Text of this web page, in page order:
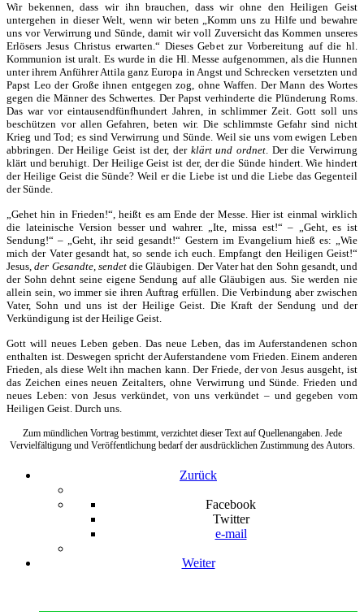
Wir bekennen, dass wir ihn brauchen, dass wir ohne den Heiligen Geist
untergehen in dieser Welt, wenn wir beten „Komm uns zu Hilfe und bewahre
uns vor Verwirrung und Sünde, damit wir voll Zuversicht das Kommen unseres
Erlösers Jesus Christus erwarten.“ Dieses Gebet zur Vorbereitung auf die hl.
Kommunion ist uralt. Es wurde in die Hl. Messe aufgenommen, als die Hunnen
unter ihrem Anführer Attila ganz Europa in Angst und Schrecken versetzten und
Papst Leo der Große ihnen entgegen zog, ohne Waffen. Der Mann des Wortes
gegen die Männer des Schwertes. Der Papst verhinderte die Plünderung Roms.
Das war vor eintausendfünfhundert Jahren, in schlimmer Zeit. Gott soll uns
beschützen vor allen Gefahren, beten wir. Die schlimmste Gefahr sind nicht
Krieg und Tod; es sind Verwirrung und Sünde. Weil sie uns vom ewigen Leben
abbringen. Der Heilige Geist ist der, der klärt und ordnet. Der die Verwirrung
klärt und beruhigt. Der Heilige Geist ist der, der die Sünde hindert. Wie hindert
der Heilige Geist die Sünde? Weil er die Liebe ist und die Liebe das Gegenteil
der Sünde.
„Gehet hin in Frieden!“, heißt es am Ende der Messe. Hier ist einmal wirklich
die lateinische Version besser und wahrer. „Ite, missa est!“ – „Geht, es ist
Sendung!“ – „Geht, ihr seid gesandt!“ Gestern im Evangelium hieß es: „Wie
mich der Vater gesandt hat, so sende ich euch. Empfangt den Heiligen Geist!“
Jesus,der Gesandte, sendetdie Gläubigen. Der Vater hat den Sohn gesandt, und
der Sohn dehnt seine eigene Sendung auf alle Gläubigen aus. Sie werden nie
allein sein, wo immer sie ihren Auftrag erfüllen. Die Verbindung aber zwischen
Vater, Sohn und uns ist der Heilige Geist. Die Kraft der Sendung und der
Verkündigung ist der Heilige Geist.
Gott will neues Leben geben. Das neue Leben, das im Auferstandenen schon
enthalten ist. Deswegen spricht der Auferstandene vom Frieden. Einem anderen
Frieden, als diese Welt ihn machen kann. Der Friede, der von Jesus ausgeht, ist
das Zeichen eines neuen Zeitalters, ohne Verwirrung und Sünde. Frieden und
neues Leben: von Jesus verkündet, von uns verkündet – und gegeben vom
Heiligen Geist. Durch uns.
Zum mündlichen Vortrag bestimmt, verzichtet dieser Text auf Quellenangaben. Jede
Vervielfältigung und Veröffentlichung bedarf der ausdrücklichen Zustimmung des Autors.
Zurück
Facebook
Twitter
e-mail
Weiter